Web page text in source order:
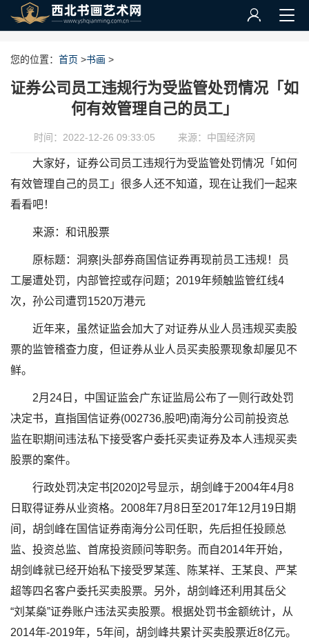
您的位置： 首页 >书画 >
证券公司员工违规行为受监管处罚情况「如
何有效管理自己的员工」
时间：2022-12-26 09:33:05 来源：中国经济网
大家好，证券公司员工违规行为受监管处罚情况「如何
有效管理自己的员工」很多人还不知道，现在让我们一起来
看看吧！
来源：和讯股票
原标题：洞察|头部券商国信证券再现前员工违规！员
工屡遭处罚，内部管控或存问题；2019年频触监管红线4
次，孙公司遭罚1520万港元
近年来，虽然证监会加大了对证券从业人员违规买卖股
票的监管稽查力度，但证券从业人员买卖股票现象却屡见不
鲜。
2月24日，中国证监会广东证监局公布了一则行政处罚
决定书，直指国信证券(002736,股吧)南海分公司前投资总
监在职期间违法私下接受客户委托买卖证券及本人违规买卖
股票的案件。
行政处罚决定书[2020]2号显示，胡剑峰于2004年4月8
日取得证券从业资格。2008年7月8日至2017年12月19日期
间，胡剑峰在国信证券南海分公司任职，先后担任投顾总
监、投资总监、首席投资顾问等职务。而自2014年开始，
胡剑峰就已经开始私下接受罗某莲、陈某祥、王某良、严某
超等四名客户委托买卖股票。另外，胡剑峰还利用其岳父
“刘某燊”证券账户违法买卖股票。根据处罚书金额统计，从
2014年-2019年，5年间，胡剑峰共累计买卖股票近8亿元。